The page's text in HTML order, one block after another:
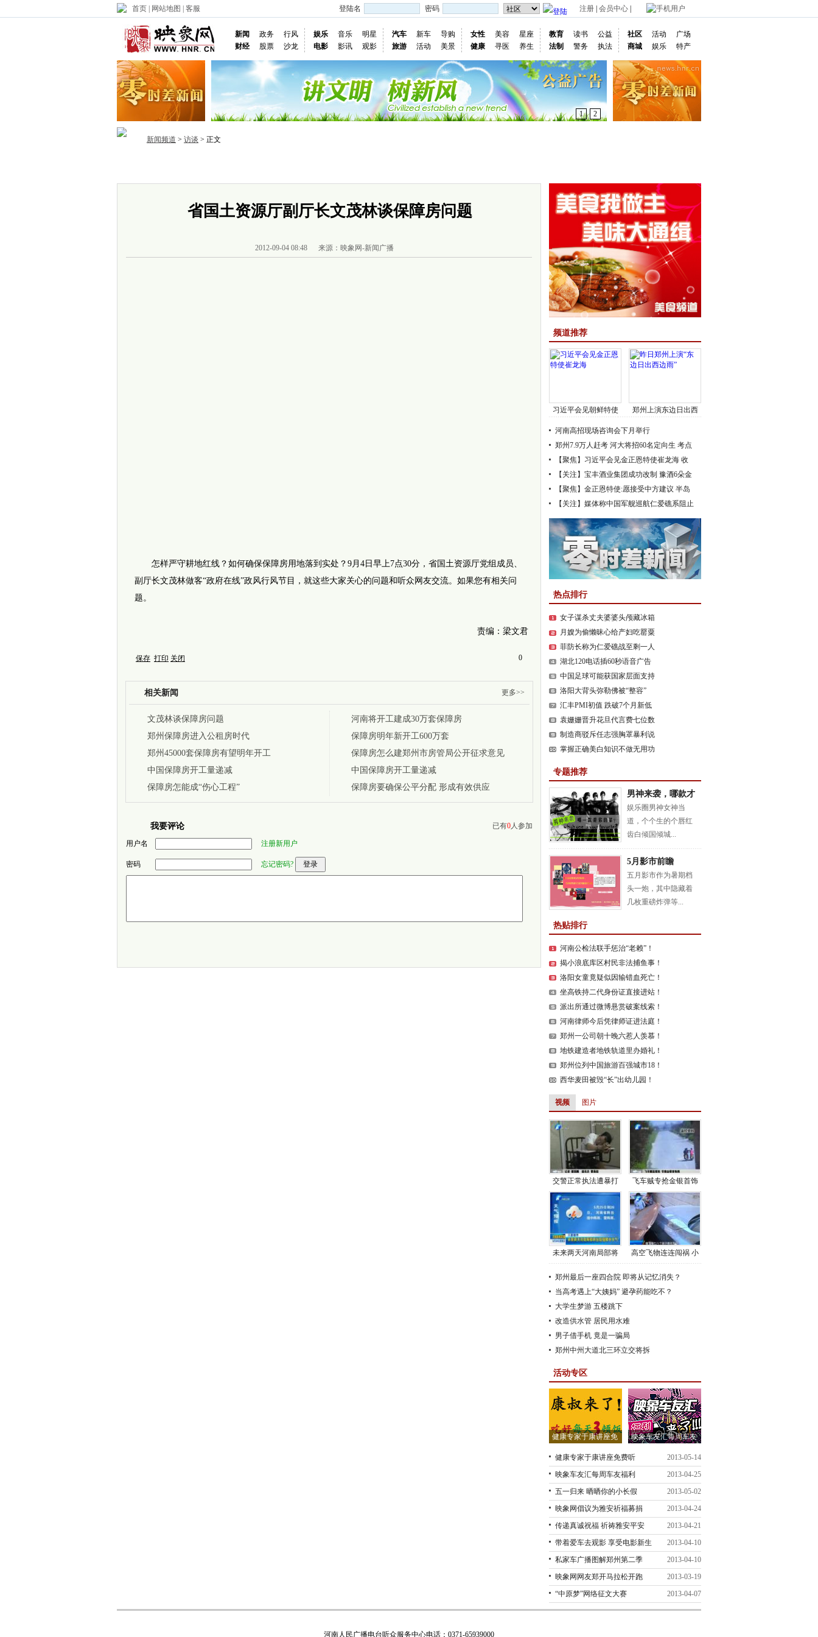
首页 网站地图 客服 登陆名 密码 注册 会员中心 手机用户
新闻 政务
行风
财经
股票 沙龙
娱乐 音乐
明星
电影
影讯 观影
汽车 新车
导购
旅游
活动 美景
女性 美容
星座
健康
寻医 养生
教育 读书
公益
法制
警务 执法
社区 活动
广场
商城
娱乐 特产
1 2
新闻频道 > 访谈 > 正文
省国土资源厅副厅长文茂林谈保障房问题
2012-09-04 08:48 来源：映象网-新闻广播
怎样严守耕地红线？如何确保保障房用地落到实处？9月4日早上7点30分，省国土资源厅党组成员、
副厅长文茂林做客“政府在线”政风行风节目，就这些大家关心的问题和听众网友交流。如果您有相关问
题。
责编：梁文君
保存 打印 关闭 0
相关新闻 更多>>
文茂林谈保障房问题
郑州保障房进入公租房时代
郑州45000套保障房有望明年开工
中国保障房开工量递减
保障房怎能成“伤心工程”
河南将开工建成30万套保障房
保障房明年新开工600万套
保障房怎么建郑州市房管局公开征求意见
中国保障房开工量递减
保障房要确保公平分配 形成有效供应
我要评论 已有0人参加
用户名 注册新用户
密码 忘记密码?
频道推荐
习近平会见朝鲜特使
郑州上演东边日出西
河南高招现场咨询会下月举行
郑州7.9万人赶考 河大将招60名定向生 考点
附近不能施工
【聚焦】习近平会见金正恩特使崔龙海 收
到金正恩亲笔信
【关注】宝丰酒业集团成功改制 豫酒6朵金
花只剩张弓未改
【聚焦】金正恩特使:愿接受中方建议 半岛
局势或迎来转机
【关注】媒体称中国军舰巡航仁爱礁系阻止
菲律宾建设堡垒
热点排行
女子谋杀丈夫婆婆头颅藏冰箱
月嫂为偷懒昧心给产妇吃罂粟
菲防长称为仁爱礁战至剩一人
湖北120电话插60秒语音广告
中国足球可能获国家层面支持
洛阳大背头弥勒佛被“整容”
汇丰PMI初值 跌破7个月新低
袁姗姗晋升花旦代言费七位数
制造商驳斥任志强胸罩暴利说
掌握正确美白知识不做无用功
专题推荐
男神来袭，哪款才
是你的菜？
娱乐圈男神女神当
道，个个生的个唇红
齿白倾国倾城...
5月影市前瞻
五月影市作为暑期档
头一炮，其中隐藏着
几枚重磅炸弹等...
热贴排行
河南公检法联手惩治“老赖”！
揭小浪底库区村民非法捕鱼事！
洛阳女童竟疑似因输错血死亡！
坐高铁持二代身份证直接进站！
派出所通过微博悬赏破案线索！
河南律师今后凭律师证进法庭！
郑州一公司朝十晚六惹人羡慕！
地铁建造者地铁轨道里办婚礼！
郑州位列中国旅游百强城市18！
西华麦田被毁“长”出幼儿园！
视频 图片
交警正常执法遭暴打 飞车贼专抢金银首饰
未来两天河南局部将
出现强降水天气
高空飞物连连闯祸 小
区居民深受其害
郑州最后一座四合院 即将从记忆消失？
当高考遇上“大姨妈” 避孕药能吃不？
大学生梦游 五楼跳下
改造供水管 居民用水难
男子借手机 竟是一骗局
郑州中州大道北三环立交将拆
活动专区
健康专家于康讲座免
映象车友汇每周车友
健康专家于康讲座免费听
2013-05-14
映象车友汇每周车友福利
2013-04-25
五一归来 晒晒你的小长假
2013-05-02
映象网倡议为雅安祈福募捐
2013-04-24
传递真诚祝福 祈祷雅安平安
2013-04-21
带着爱车去观影 享受电影新生
活
2013-04-10
私家车广播图解郑州第二季
2013-04-10
映象网网友郑开马拉松开跑
2013-03-19
“中原梦”网络征文大赛
2013-04-07
河南人民广播电台听众服务中心电话：0371-65939000